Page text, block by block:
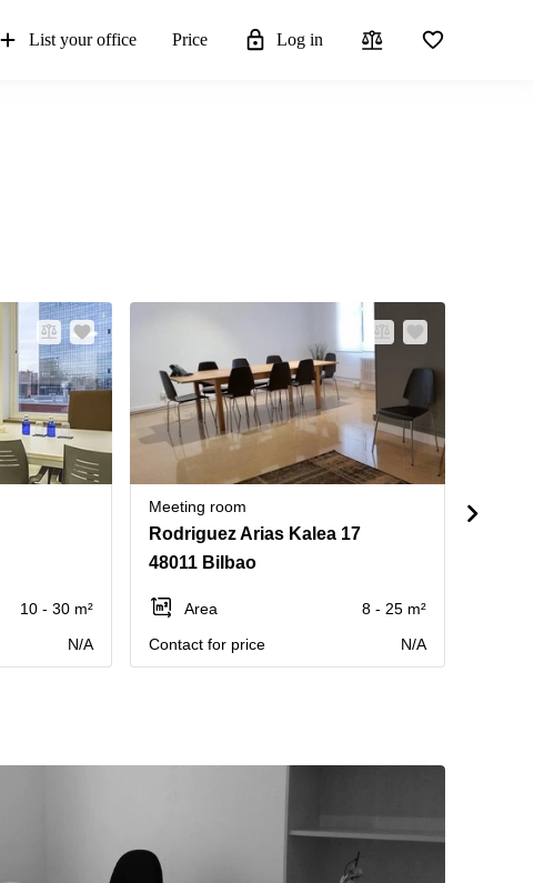
List your office Price Log in
10 - 30 m²
N/A
Meeting room
Rodriguez Arias Kalea 17
48011 Bilbao
Area
8 - 25 m²
Contact for price
N/A